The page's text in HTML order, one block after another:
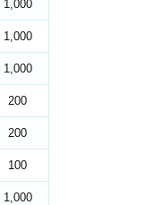
1,000
1,000
1,000
200
200
100
1,000